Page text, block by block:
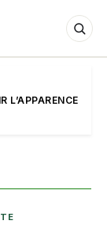
L’APPARENCE